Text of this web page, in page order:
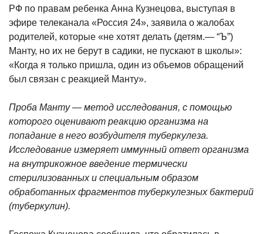
РФ по правам ребенка Анна Кузнецова, выступая в
эфире телеканала «Россия 24», заявила о жалобах
родителей, которые «не хотят делать (детям.— “Ъ”)
Манту, но их не берут в садики, не пускают в школы»:
«Когда я только пришла, один из объемов обращений
был связан с реакцией Манту».
Проба Манту — метод исследования, с помощью
которого оценивают реакцию организма на
попадание в него возбудителя туберкулеза.
Исследование измеряет иммунный ответ организма
на внутрикожное введение термически
стерилизованных и специальным образом
обработанных фрагментов туберкулезных бактерий
(туберкулин).